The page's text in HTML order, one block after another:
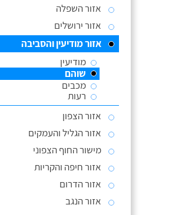
אזור השפלה
אזור ירושלים
אזור מודיעין והסביבה
מודיעין
שוהם
מכבים
רעות
אזור הצפון
אזור הגליל והעמקים
מישור החוף הצפוני
אזור חיפה והקריות
אזור הדרום
אזור הנגב